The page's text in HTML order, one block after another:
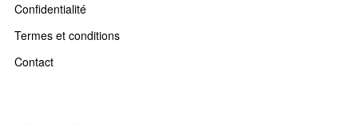
Confidentialité
Termes et conditions
Contact